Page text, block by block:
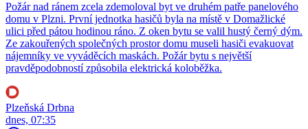
Požár nad ránem zcela zdemoloval byt ve druhém patře panelového
domu v Plzni. První jednotka hasičů byla na místě v Domažlické
ulici před pátou hodinou ráno. Z oken bytu se valil hustý černý dým.
Ze zakouřených společných prostor domu museli hasiči evakuovat
nájemníky ve vyváděcích maskách. Požár bytu s největší
pravděpodobností způsobila elektrická koloběžka.
Plzeňská Drbna
dnes, 07:35